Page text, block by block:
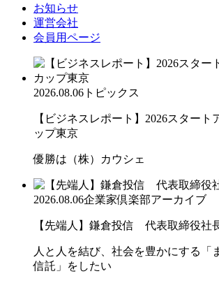
お知らせ
運営会社
会員用ページ
2026.08.06 トピックス
【ビジネスレポート】2026スタート
ップ東京
優勝は（株）カウシェ
2026.08.06企業家倶楽部アーカイブ
【先端人】鎌倉投信 代表取締役
人と人を結び、社会を豊かにする「
信託」をしたい